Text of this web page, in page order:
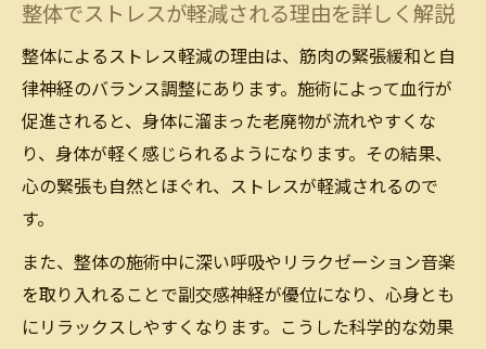
整体でストレスが軽減される理由を詳しく解説
整体によるストレス軽減の理由は、筋肉の緊張緩和と自
律神経のバランス調整にあります。施術によって血行が
促進されると、身体に溜まった老廃物が流れやすくな
り、身体が軽く感じられるようになります。その結果、
心の緊張も自然とほぐれ、ストレスが軽減されるので
す。
また、整体の施術中に深い呼吸やリラクゼーション音楽
を取り入れることで副交感神経が優位になり、心身とも
にリラックスしやすくなります。こうした科学的な効果